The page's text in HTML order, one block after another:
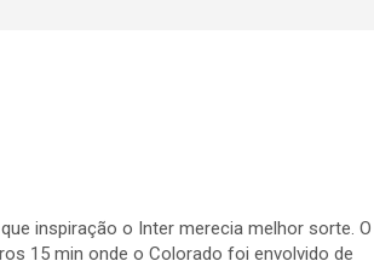
inspiração o Inter merecia melhor sorte. O
15 min onde o Colorado foi envolvido de